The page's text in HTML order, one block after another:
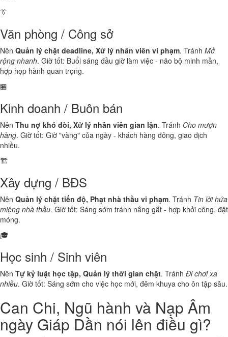
👔
Văn phòng / Công sở
Nên Quản lý chặt deadline, Xử lý nhân viên vi phạm. Tránh Mở
rộng nhanh. Giờ tốt: Buổi sáng đầu giờ làm việc - não bộ minh mẫn,
hợp họp hành quan trọng.
🏪
Kinh doanh / Buôn bán
Nên Thu nợ khó đòi, Xử lý nhân viên gian lận. Tránh Cho mượn
hàng. Giờ tốt: Giờ "vàng" của ngày - khách hàng đông, giao dịch
nhiều.
🏗️
Xây dựng / BĐS
Nên Quản lý chặt tiến độ, Phạt nhà thầu vi phạm. Tránh Tin lời hứa
miệng nhà thầu. Giờ tốt: Sáng sớm tránh nắng gắt - hợp khởi công, đặt
móng.
🎓
Học sinh / Sinh viên
Nên Tự kỷ luật học tập, Quản lý thời gian chặt. Tránh Đi chơi xa
nhiều. Giờ tốt: Sáng sớm cho việc học mới, đêm khuya cho ôn tập sâu.
Can Chi, Ngũ hành và Nạp Âm
ngày Giáp Dần nói lên điều gì?